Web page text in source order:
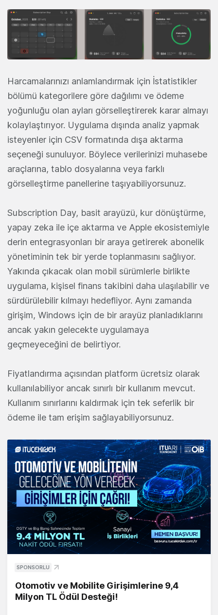
Harcamalarınızı anlamlandırmak için İstatistikler
bölümü kategorilere göre dağılımı ve ödeme
yoğunluğu olan ayları görselleştirerek karar almayı
kolaylaştırıyor. Uygulama dışında analiz yapmak
isteyenler için CSV formatında dışa aktarma
seçeneği sunuluyor. Böylece verilerinizi muhasebe
araçlarına, tablo dosyalarına veya farklı
görselleştirme panellerine taşıyabiliyorsunuz.
Subscription Day, basit arayüzü, kur dönüştürme,
yapay zeka ile içe aktarma ve Apple ekosistemiyle
derin entegrasyonları bir araya getirerek abonelik
yönetiminin tek bir yerde toplanmasını sağlıyor.
Yakında çıkacak olan mobil sürümlerle birlikte
uygulama, kişisel finans takibini daha ulaşılabilir ve
sürdürülebilir kılmayı hedefliyor. Aynı zamanda
girişim, Windows için de bir arayüz planladıklarını
ancak yakın gelecekte uygulamaya
geçmeyeceğini de belirtiyor.
Fiyatlandırma açısından platform ücretsiz olarak
kullanılabiliyor ancak sınırlı bir kullanım mevcut.
Kullanım sınırlarını kaldırmak için tek seferlik bir
ödeme ile tam erişim sağlayabiliyorsunuz.
SPONSORLU
Otomotiv ve Mobilite Girişimlerine 9,4
Milyon TL Ödül Desteği!